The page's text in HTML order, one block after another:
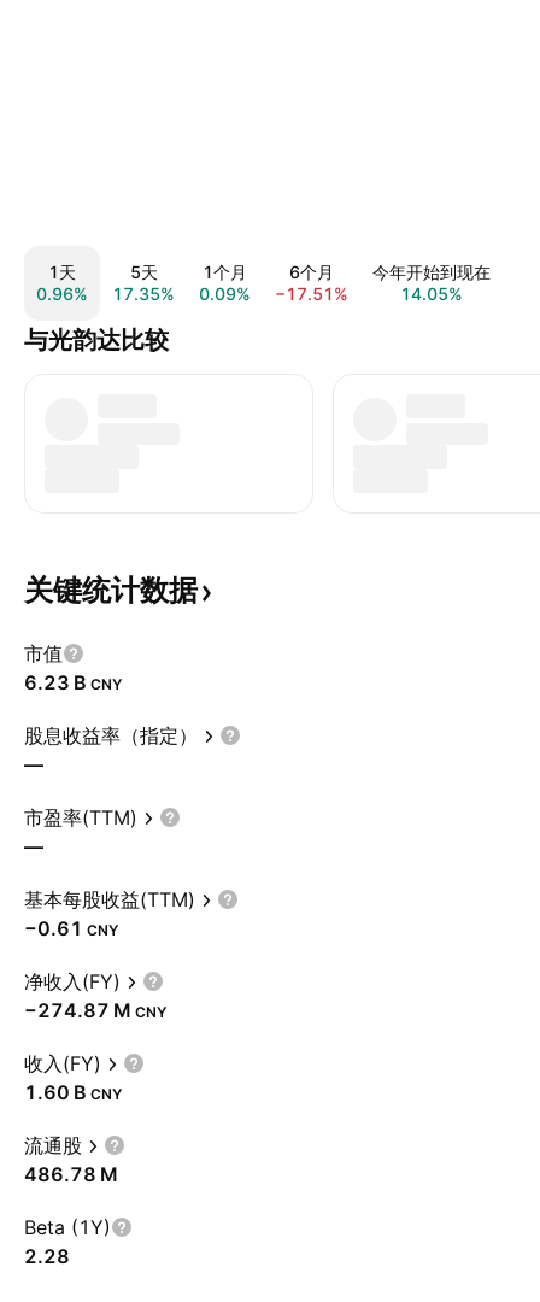
1天
0.96%
5天
17.35%
1个月
0.09%
6个月
−17.51%
今年开始到现在
14.05%
与光韵达比较
关键统计数据
市值
‪6.23 B‬ CNY
股息收益率（指定）
—
市盈率(TTM)
—
基本每股收益(TTM)
−0.61 CNY
净收入(FY)
‪−274.87 M‬ CNY
收入(FY)
‪1.60 B‬ CNY
流通股
‪486.78 M‬
Beta (1Y)
2.28